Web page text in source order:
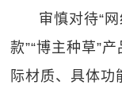
审慎对待“
款”“博主种草”
际材质、具体功